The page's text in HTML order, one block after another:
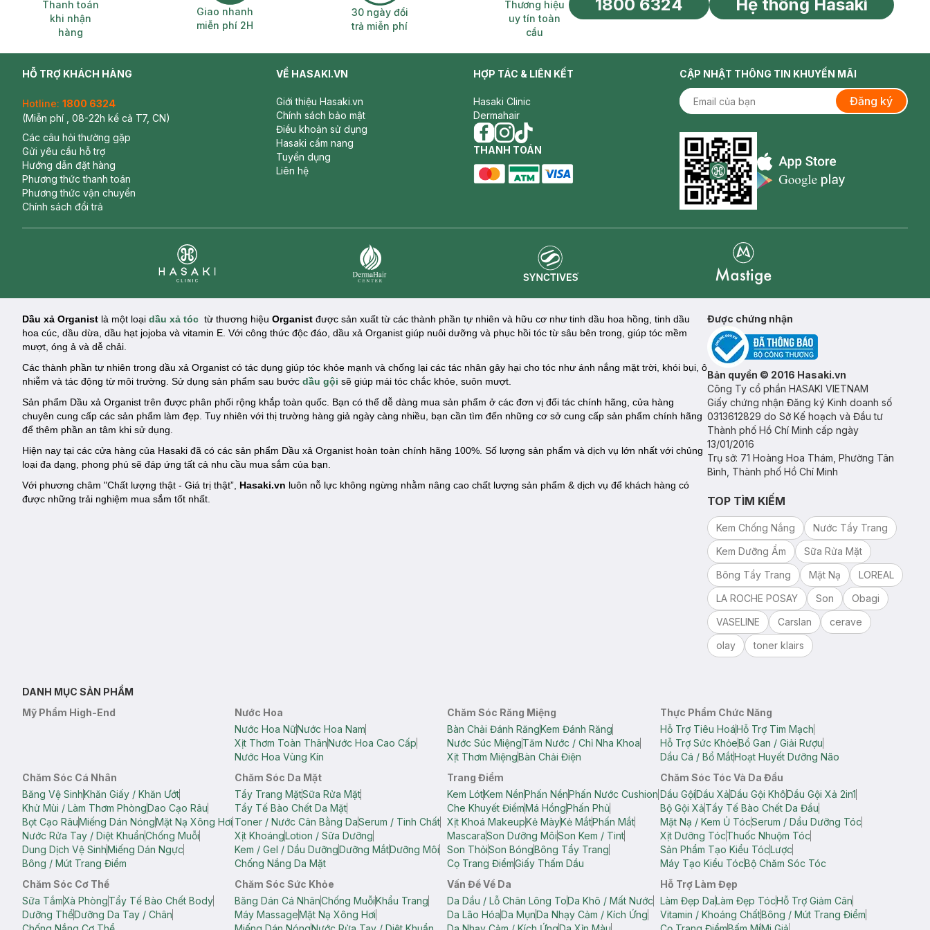
Thanh toán
khi nhận
hàng
Giao nhanh
miễn phí 2H
30 ngày đổi
trả miễn phí
Thương hiệu
uy tín toàn
cầu
1800 6324 Hệ thống Hasaki
HỖ TRỢ KHÁCH HÀNG
Hotline: 1800 6324
(Miễn phí , 08-22h kể cả T7, CN)
Các câu hỏi thường gặp
Gửi yêu cầu hỗ trợ
Hướng dẫn đặt hàng
Phương thức thanh toán
Phương thức vận chuyển
Chính sách đổi trả
VỀ HASAKI.VN
Giới thiệu Hasaki.vn
Chính sách bảo mật
Điều khoản sử dụng
Hasaki cẩm nang
Tuyển dụng
Liên hệ
HỢP TÁC & LIÊN KẾT
Hasaki Clinic
Dermahair
facebook
instagram
tiktok
THANH TOÁN
CẬP NHẬT THÔNG TIN KHUYẾN MÃI
Đăng ký
Appstore icon
Dầu xả Organist là một loại dầu xả tóc từ thương hiệu Organist được sản xuất từ các thành phần tự nhiên và hữu cơ như tinh dầu hoa hồng, tinh dầu
hoa cúc, dầu dừa, dầu hạt jojoba và vitamin E. Với công thức độc đáo, dầu xả Organist giúp nuôi dưỡng và phục hồi tóc từ sâu bên trong, giúp tóc mềm
mượt, óng ả và dễ chải.
Các thành phần tự nhiên trong dầu xả Organist có tác dụng giúp tóc khỏe mạnh và chống lại các tác nhân gây hại cho tóc như ánh nắng mặt trời, khói bụi, ô
nhiễm và tác động từ môi trường. Sử dụng sản phẩm sau bước dầu gội sẽ giúp mái tóc chắc khỏe, suôn mượt.
Sản phẩm Dầu xả Organist trên được phân phối rộng khắp toàn quốc. Bạn có thể dễ dàng mua sản phẩm ở các đơn vị đối tác chính hãng, cửa hàng
chuyên cung cấp các sản phẩm làm đẹp. Tuy nhiên với thị trường hàng giả ngày càng nhiều, bạn cần tìm đến những cơ sở cung cấp sản phẩm chính hãng
để thêm phần an tâm khi sử dụng.
Hiện nay tại các cửa hàng của Hasaki đã có các sản phẩm Dầu xả Organist hoàn toàn chính hãng 100%. Số lượng sản phẩm và dịch vụ lớn nhất với chủng
loại đa dạng, phong phú sẽ đáp ứng tất cả nhu cầu mua sắm của bạn.
Với phương châm "Chất lượng thật - Giá trị thật”, Hasaki.vn luôn nỗ lực không ngừng nhằm nâng cao chất lượng sản phẩm & dịch vụ để khách hàng có
được những trải nghiệm mua sắm tốt nhất.
Được chứng nhận
Bản quyền © 2016 Hasaki.vn
Công Ty cổ phần HASAKI VIETNAM
Giấy chứng nhận Đăng ký Kinh doanh số
0313612829 do Sở Kế hoạch và Đầu tư
Thành phố Hồ Chí Minh cấp ngày
13/01/2016
Trụ sở: 71 Hoàng Hoa Thám, Phường Tân
Bình, Thành phố Hồ Chí Minh
TOP TÌM KIẾM
Kem Chống Nắng
Nước Tẩy Trang
Kem Dưỡng Ẩm
Sữa Rửa Mặt
Bông Tẩy Trang
Mặt Nạ
LOREAL
LA ROCHE POSAY
Son
Obagi
VASELINE
Carslan
cerave
olay
toner klairs
DANH MỤC SẢN PHẨM
Mỹ Phẩm High-End
Nước Hoa
Nước Hoa NữNước Hoa Nam
Xịt Thơm Toàn ThânNước Hoa Cao Cấp
Nước Hoa Vùng Kín
Chăm Sóc Răng Miệng
Bàn Chải Đánh RăngKem Đánh Răng
Nước Súc MiệngTăm Nước / Chỉ Nha Khoa
Xịt Thơm MiệngBàn Chải Điện
Thực Phẩm Chức Năng
Hỗ Trợ Tiêu HoáHỗ Trợ Tim Mạch
Hỗ Trợ Sức KhỏeBổ Gan / Giải Rượu
Dầu Cá / Bổ MắtHoạt Huyết Dưỡng Não
Chăm Sóc Cá Nhân
Băng Vệ SinhKhăn Giấy / Khăn Ướt
Khử Mùi / Làm Thơm PhòngDao Cạo Râu
Bọt Cạo RâuMiếng Dán NóngMặt Nạ Xông Hơi
Nước Rửa Tay / Diệt KhuẩnChống Muỗi
Dung Dịch Vệ SinhMiếng Dán Ngực
Bông / Mút Trang Điểm
Chăm Sóc Da Mặt
Tẩy Trang MặtSữa Rửa Mặt
Tẩy Tế Bào Chết Da Mặt
Toner / Nước Cân Bằng DaSerum / Tinh Chất
Xịt KhoángLotion / Sữa Dưỡng
Kem / Gel / Dầu DưỡngDưỡng MắtDưỡng Môi
Chống Nắng Da Mặt
Trang Điểm
Kem LótKem NềnPhấn NềnPhấn Nước Cushion
Che Khuyết ĐiểmMá HồngPhấn Phủ
Xịt Khoá MakeupKẻ MàyKẻ MắtPhấn Mắt
MascaraSon Dưỡng MôiSon Kem / Tint
Son ThỏiSon BóngBông Tẩy Trang
Cọ Trang ĐiểmGiấy Thấm Dầu
Chăm Sóc Tóc Và Da Đầu
Dầu GộiDầu XảDầu Gội KhôDầu Gội Xả 2in1
Bộ Gội XảTẩy Tế Bào Chết Da Đầu
Mặt Nạ / Kem Ủ TócSerum / Dầu Dưỡng Tóc
Xịt Dưỡng TócThuốc Nhuộm Tóc
Sản Phẩm Tạo Kiểu TócLược
Máy Tạo Kiểu TócBộ Chăm Sóc Tóc
Chăm Sóc Cơ Thể
Sữa TắmXà PhòngTẩy Tế Bào Chết Body
Dưỡng ThểDưỡng Da Tay / Chân
Chăm Sóc Sức Khỏe
Băng Dán Cá NhânChống MuỗiKhẩu Trang
Máy MassageMặt Nạ Xông Hơi
Vấn Đề Về Da
Da Dầu / Lỗ Chân Lông ToDa Khô / Mất Nước
Da Lão HóaDa MụnDa Nhạy Cảm / Kích Ứng
Hỗ Trợ Làm Đẹp
Làm Đẹp DaLàm Đẹp TócHỗ Trợ Giảm Cân
Vitamin / Khoáng ChấtBông / Mút Trang Điểm